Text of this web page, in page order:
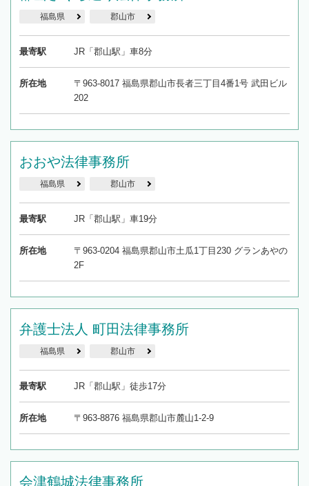
福島県 郡山市
最寄駅 JR「郡山駅」車8分
所在地
〒963-8017 福島県郡山市長者三丁目4番1号 武田ビル
202
おおや法律事務所
福島県 郡山市
最寄駅 JR「郡山駅」車19分
所在地
〒963-0204 福島県郡山市土瓜1丁目230 グランあやの
2F
弁護士法人 町田法律事務所
福島県 郡山市
最寄駅 JR「郡山駅」徒歩17分
所在地 〒963-8876 福島県郡山市麓山1-2-9
会津鶴城法律事務所